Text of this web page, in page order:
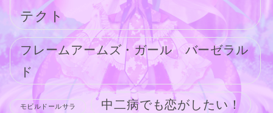
テクト
フレームアームズ・ガール バーゼラル
ド
モビルドールサラ 中二病でも恋がしたい！